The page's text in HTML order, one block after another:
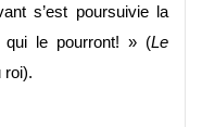
s’est poursuivie la
qui le pourront! » (Le
roi).